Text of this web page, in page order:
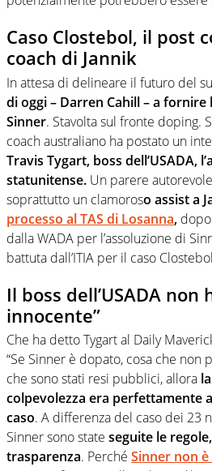
Caso Clostebol, il post
coach di Jannik
In attesa di delineare il futuro del
di oggi – Darren Cahill – a fornire
Sinner. Stavolta sul fronte doping.
coach australiano ha postato un
Travis Tygart, boss dell’USADA,
statunitense. Un parere
soprattutto un clamoroso assist a
processo al TAS di Losanna,
dalla WADA per l’assoluzione di
battuta dall’ITIA per il caso
Il boss dell’USADA non
innocente”
Che ha detto Tygart al Daily
“Se Sinner è dopato, cosa che non
che sono stati resi pubblici, allora
colpevolezza era perfettamente
caso. A differenza del caso dei 23
Sinner sono state seguite le
trasparenza. Perché Sinner non